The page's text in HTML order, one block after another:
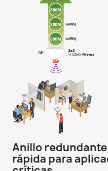
Anillo
rápida para